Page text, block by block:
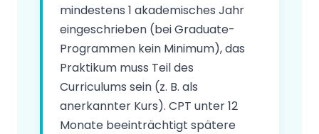
mindestens 1 akademisches Jahr
eingeschrieben (bei Graduate-
Programmen kein Minimum), das
Praktikum muss Teil des
Curriculums sein (z. B. als
anerkannter Kurs). CPT unter 12
Monate beeinträchtigt spätere